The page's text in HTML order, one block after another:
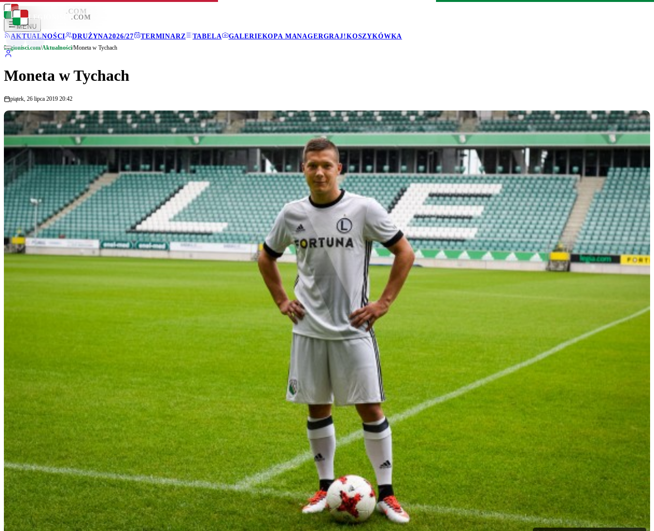
LEGIONISCI .COM
MENU
AKTUALNOŚCI
DRUŻYNA2026/27 TERMINARZ TABELA GALERIEKOPA MANAGERGRAJ!KOSZYKÓWKA
LEGIONISCI .COM
Legionisci.com/Aktualności/Moneta w Tychach
Moneta w Tychach
piątek, 26 lipca 2019 20:42